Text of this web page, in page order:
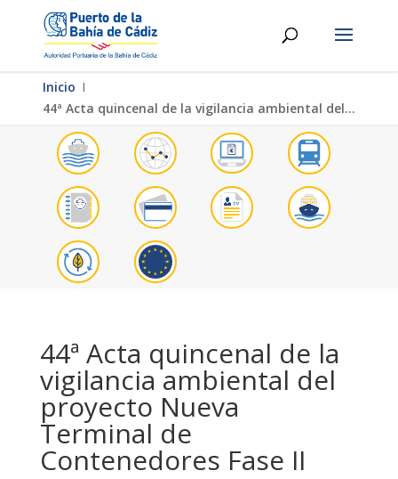
Inicio Ι
44ª Acta quincenal de la vigilancia ambiental del proyecto Nueva Terminal de Contenedores Fase II
44ª Acta quincenal de la
vigilancia ambiental del
proyecto Nueva
Terminal de
Contenedores Fase II